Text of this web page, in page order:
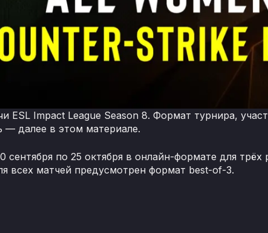
ESL Impact League Season 8. Формат турнира,
— далее в этом материале.
сентября по 25 октября в онлайн-формате для
всех матчей предусмотрен формат best-of-3.